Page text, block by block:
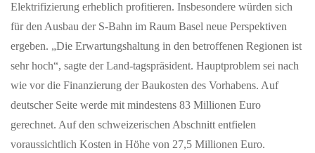
Elektrifizierung erheblich profitieren. Insbesondere würden sich
für den Ausbau der S-Bahn im Raum Basel neue Perspektiven
ergeben. „Die Erwartungshaltung in den betroffenen Regionen ist
sehr hoch“, sagte der Land-tagspräsident. Hauptproblem sei nach
wie vor die Finanzierung der Baukosten des Vorhabens. Auf
deutscher Seite werde mit mindestens 83 Millionen Euro
gerechnet. Auf den schweizerischen Abschnitt entfielen
voraussichtlich Kosten in Höhe von 27,5 Millionen Euro.